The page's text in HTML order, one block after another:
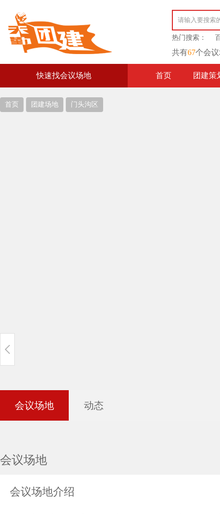
热门搜索：
共有67个会
快速找会议场地 首页 团建策
首页 团建场地 门头沟区
会议场地 动态
会议场地
会议场地介绍